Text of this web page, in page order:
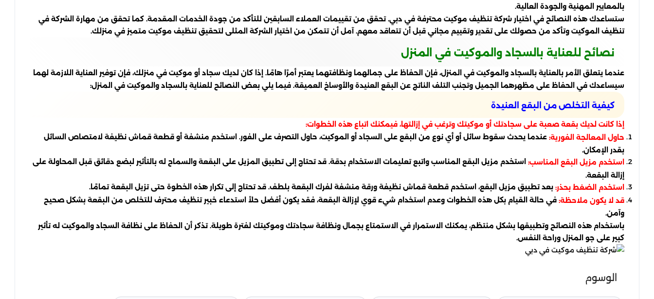
بالمعايير المهنية والجودة العالية.
ستساعدك هذه النصائح في اختيار شركة تنظيف موكيت محترفة في دبي. تحقق من تقييمات العملاء السابقين للتأكد من جودة الخدمات المقدمة. كما تحقق من مهارة الشركة في
تنظيف الموكيت وتأكد من حصولك على تقدير وتقييم مجاني قبل أن تتعاقد معهم. آمل أن تتمكن من اختيار الشركة المثلى لتحقيق تنظيف موكيت متميز في منزلك.
نصائح للعناية بالسجاد والموكيت في المنزل
عندما يتعلق الأمر بالعناية بالسجاد والموكيت في المنزل، فإن الحفاظ على جمالهما ونظافتهما يعتبر أمرًا هامًا. إذا كان لديك سجاد أو موكيت في منزلك، فإن توفير العناية اللازمة لهما
سيساعدك في الحفاظ على مظهرهما الجميل وتجنب التلف الناتج عن البقع العنيدة والأوساخ العميقة. فيما يلي بعض النصائح للعناية بالسجاد والموكيت في المنزل:
كيفية التخلص من البقع العنيدة
إذا كانت لديك بقعة صعبة على سجادتك أو موكيتك وترغب في إزالتها، فيمكنك اتباع هذه الخطوات:
حاول المعالجة الفورية: عندما يحدث سقوط سائل أو أي نوع من البقع على السجاد أو الموكيت، حاول التصرف على الفور. استخدم منشفة أو قطعة قماش نظيفة لامتصاص السائل
بقدر الإمكان.
استخدم مزيل البقع المناسب: استخدم مزيل البقع المناسب واتبع تعليمات الاستخدام بدقة. قد تحتاج إلى تطبيق المزيل على البقعة والسماح له بالتأثير لبضع دقائق قبل المحاولة على
إزالة البقعة.
استخدم الضغط بحذر: بعد تطبيق مزيل البقع، استخدم قطعة قماش نظيفة ورقة منشفة لفرك البقعة بلطف. قد تحتاج إلى تكرار هذه الخطوة حتى تزيل البقعة تمامًا.
قد لا يكون ملاحظة: في حالة القيام بكل هذه الخطوات وعدم استخدام شيء قوي لإزالة البقعة، فقد يكون أفضل حلاً استدعاء خبير تنظيف محترف للتخلص من البقعة بشكل صحيح
وآمن.
باستخدام هذه النصائح وتطبيقها بشكل منتظم، يمكنك الاستمرار في الاستمتاع بجمال ونظافة سجادتك وموكيتك لفترة طويلة. تذكر أن الحفاظ على نظافة السجاد والموكيت له تأثير
كبير على جو المنزل وراحة النفس.
الوسوم